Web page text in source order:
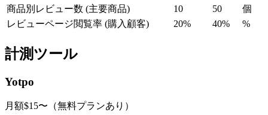
商品別レビュー数 (主要商品) 10 50
個
レビューページ閲覧率 (購入顧客)
20% 40% %
計測ツール
Yotpo
月額$15〜（無料プランあり）